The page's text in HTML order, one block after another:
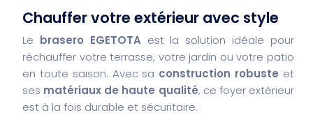
Chauffer votre extérieur avec style
Le brasero EGETOTAest la solution idéale pour
réchauffer votre terrasse, votre jardin ou votre patio
en toute saison. Avec sa construction robuste et
ses matériaux de haute qualité, ce foyer extérieur
est à la fois durable et sécuritaire.